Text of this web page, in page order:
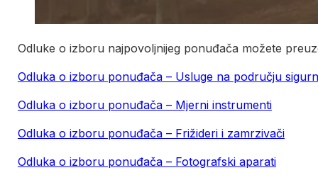
Odluke o izboru najpovoljnijeg ponuđača možete
Odluka o izboru ponuđača – Usluge na području
Odluka o izboru ponuđača – Mjerni instrumenti
Odluka o izboru ponuđača – Frižideri i zamrzivači
Odluka o izboru ponuđača – Fotografski aparati